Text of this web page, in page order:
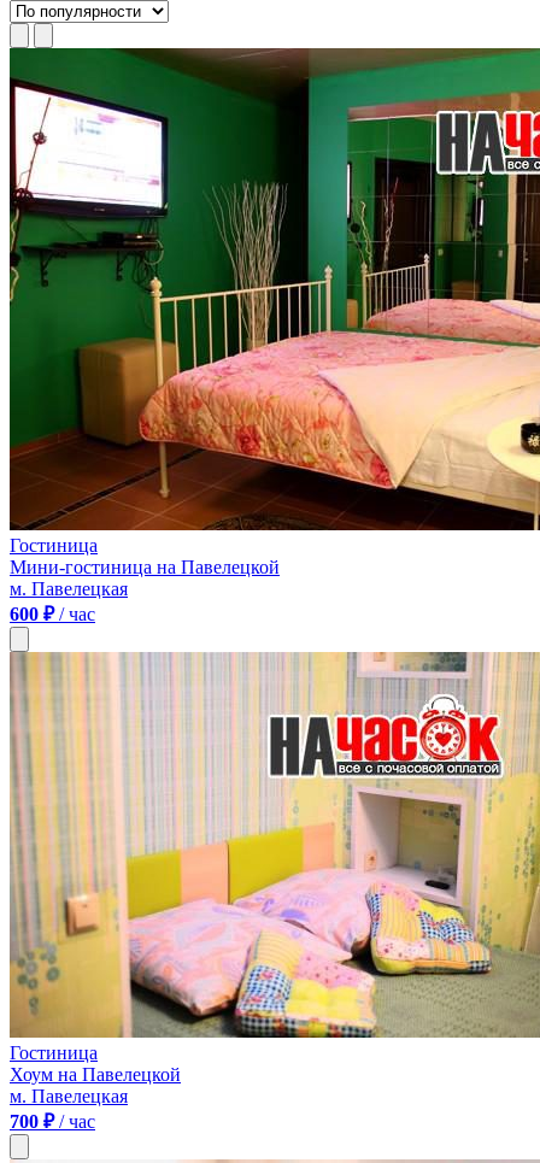
Гостиница
Мини-гостиница на Павелецкой
м. Павелецкая
600 ₽/ час
Гостиница
Хоум на Павелецкой
м. Павелецкая
700 ₽/ час